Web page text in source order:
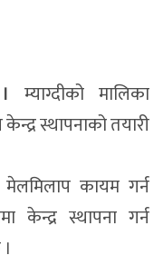
म्याग्दीको मालिका
स्थापनाको तयारी
कायम गर्न
स्थापना गर्न